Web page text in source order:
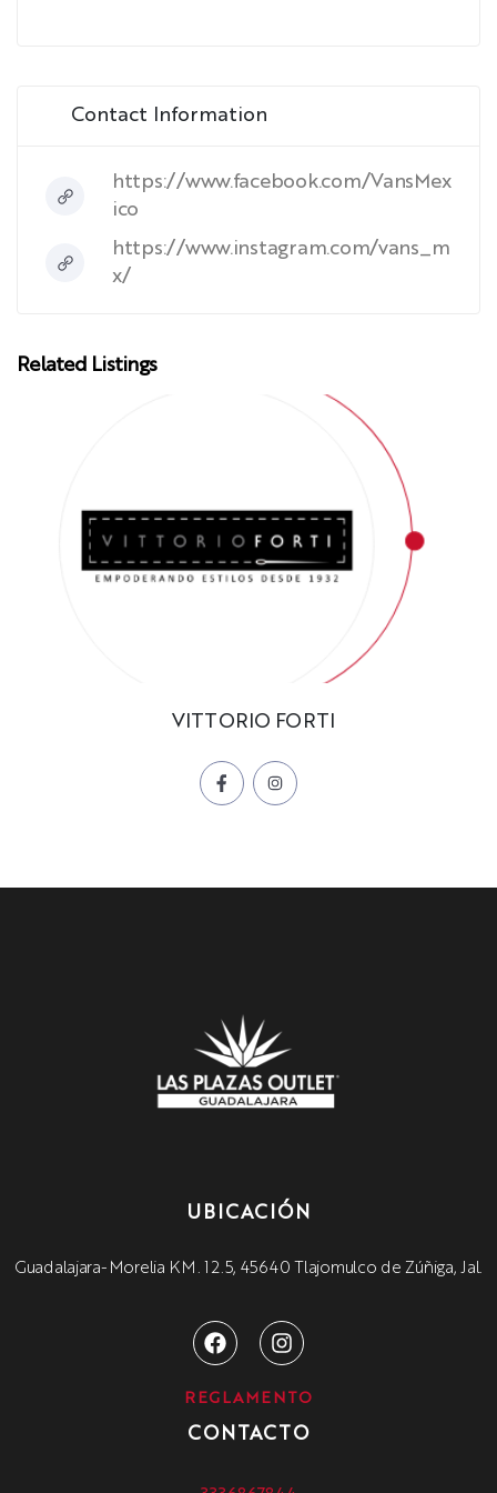
Contact Information
https://www.facebook.com/VansMex
ico
https://www.instagram.com/vans_m
x/
Related Listings
VITTORIO FORTI
UBICACIÓN
Guadalajara-Morelia KM. 12.5, 45640 Tlajomulco de Zúñiga, Jal.
REGLAMENTO
CONTACTO